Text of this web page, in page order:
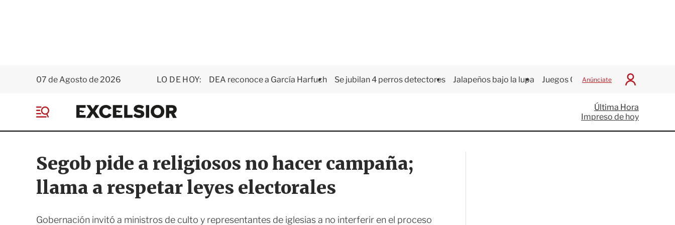
07 de Agosto de 2026 LO DE HOY: DEA reconoce a García Harfuch Se jubilan 4 perros detectores Jalapeños bajo la lupa Juegos Centroamericanos
Anúnciate
I
c
i
a
E
x
e
s
i
o
r
e
Última Hora
Impreso de hoy
Segob pide a religiosos no hacer campaña;
llama a respetar leyes electorales
Gobernación invitó a ministros de culto y representantes de iglesias a no interferir en el proceso